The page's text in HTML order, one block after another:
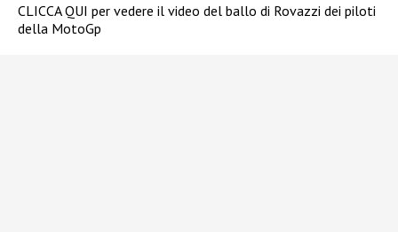
CLICCA QUI per vedere il video del ballo di Rovazzi dei piloti
della MotoGp